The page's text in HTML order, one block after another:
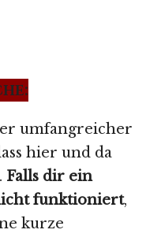
umfangreicher
hier und da
Falls dir ein
funktioniert,
kurze